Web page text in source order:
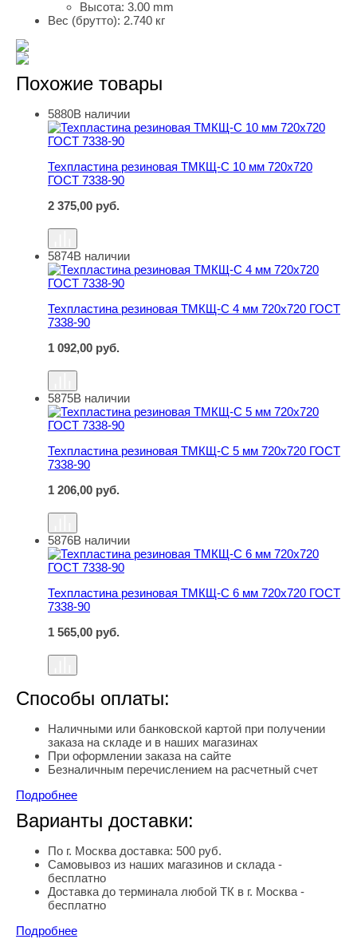
Высота: 3.00 mm
Вес (брутто): 2.740 кг
Похожие товары
Техпластина резиновая ТМКЩ-С 10 мм 720х720 ГОСТ
5880В наличии
Техпластина резиновая ТМКЩ-С 10 мм 720х720
ГОСТ 7338-90
2 375,00 руб.
Техпластина резиновая ТМКЩ-С 4 мм 720х720 ГОСТ
5874В наличии
Техпластина резиновая ТМКЩ-С 4 мм 720х720 ГОСТ
7338-90
1 092,00 руб.
Техпластина резиновая ТМКЩ-С 5 мм 720х720 ГОСТ
5875В наличии
Техпластина резиновая ТМКЩ-С 5 мм 720х720 ГОСТ
7338-90
1 206,00 руб.
Техпластина резиновая ТМКЩ-С 6 мм 720х720 ГОСТ
5876В наличии
Техпластина резиновая ТМКЩ-С 6 мм 720х720 ГОСТ
7338-90
1 565,00 руб.
Способы оплаты:
Наличными или банковской картой при получении
заказа на складе и в наших магазинах
При оформлении заказа на сайте
Безналичным перечислением на расчетный счет
Подробнее
Варианты доставки:
По г. Москва доставка: 500 руб.
Самовывоз из наших магазинов и склада -
бесплатно
Доставка до терминала любой ТК в г. Москва -
бесплатно
Подробнее